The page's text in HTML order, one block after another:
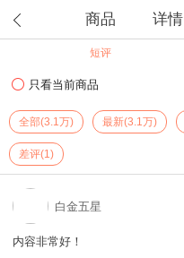
商品 详情
短评
只看当前商品
全部(3.1万) 最新(3.1万)
差评(1)
白金五星
内容非常好！